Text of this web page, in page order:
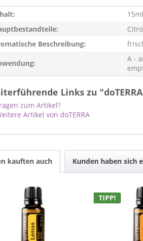
15ml
Beschreibung:
A -
Links zu
zum Artikel?
Artikel von doTERRA
kauften auch Kunden haben sich
TIPP!